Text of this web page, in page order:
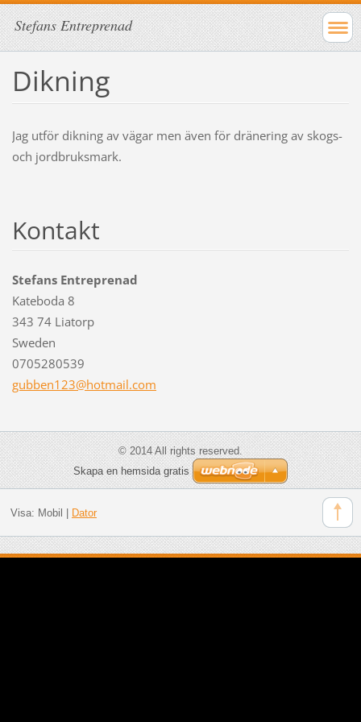
Stefans Entreprenad
Dikning
Jag utför dikning av vägar men även för dränering av skogs-
och jordbruksmark.
Kontakt
Stefans Entreprenad
Kateboda 8
343 74 Liatorp
Sweden
0705280539
gubben123@hotmail.com
© 2014 All rights reserved.
Skapa en hemsida gratis
Visa: Mobil Dator